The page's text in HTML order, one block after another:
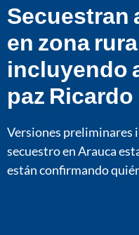
Secuestran
en zona
incluyendo
paz Ricardo
Versiones preliminares
secuestro en Arauca
están confirmando